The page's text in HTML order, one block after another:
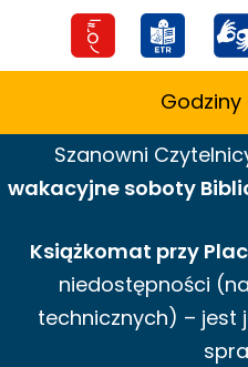
Szanowni
wakacyjne soboty
Książkomat przy
niedostępności
technicznych) – jest